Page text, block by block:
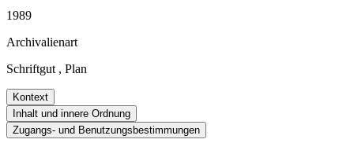
1989
Archivalienart
Schriftgut , Plan
Kontext
Inhalt und innere Ordnung
Zugangs- und Benutzungsbestimmungen